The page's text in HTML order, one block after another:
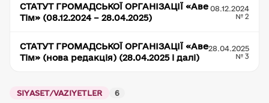
СТАТУТ ГРОМАДСЬКОЇ ОРГАНІЗАЦІЇ «Аве
Тім» (08.12.2024 – 28.04.2025)
08.12.2024
№ 2
СТАТУТ ГРОМАДСЬКОЇ ОРГАНІЗАЦІЇ «Аве
Тім» (нова редакція) (28.04.2025 і далі)
28.04.2025
№ 3
SIYASET/VAZIYETLER 6